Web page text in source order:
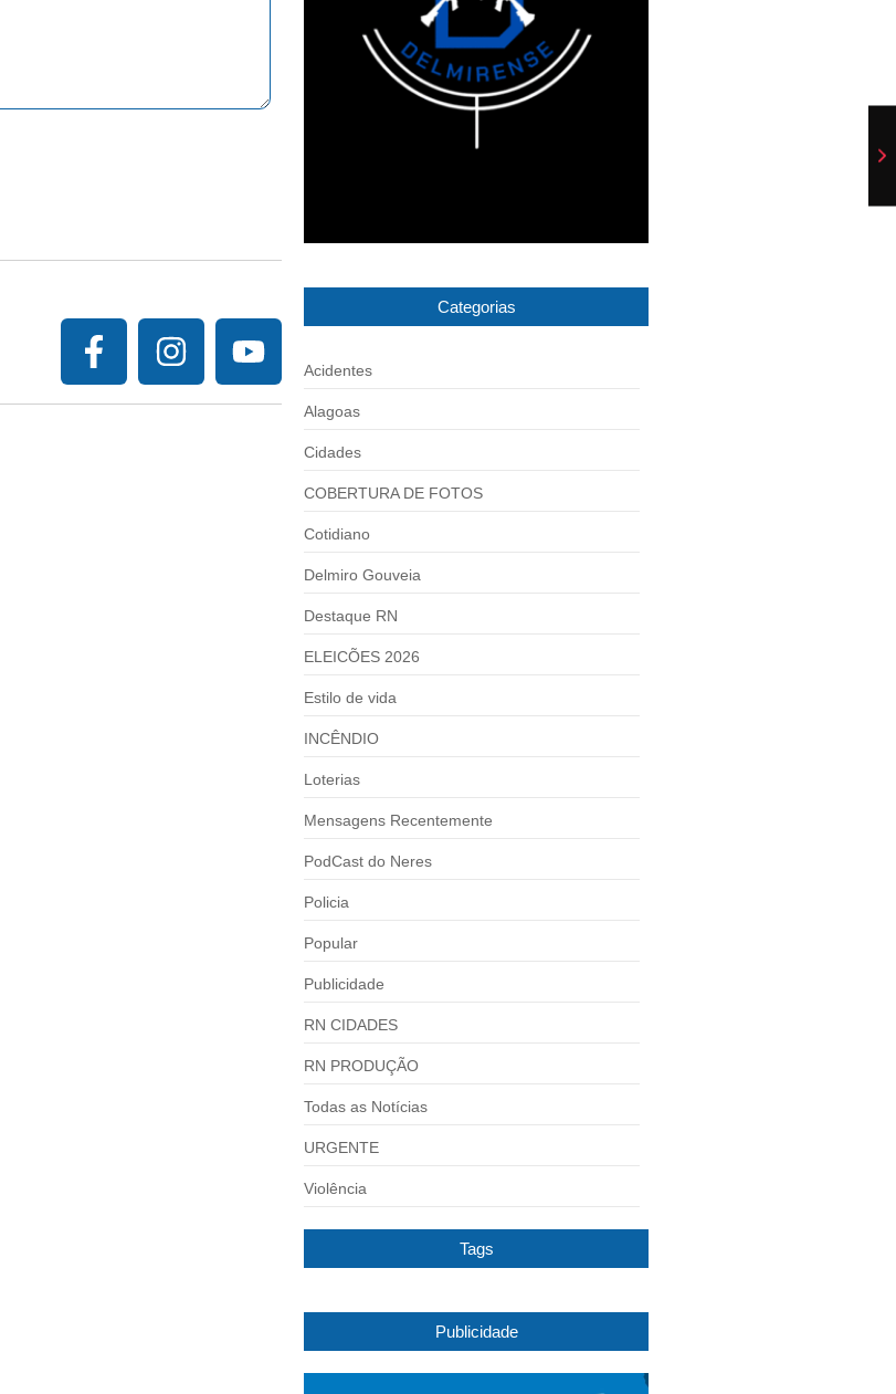
Categorias
Acidentes
Alagoas
Cidades
COBERTURA DE FOTOS
Cotidiano
Delmiro Gouveia
Destaque RN
ELEICÕES 2026
Estilo de vida
INCÊNDIO
Loterias
Mensagens Recentemente
PodCast do Neres
Policia
Popular
Publicidade
RN CIDADES
RN PRODUÇÃO
Todas as Notícias
URGENTE
Violência
Tags
Publicidade